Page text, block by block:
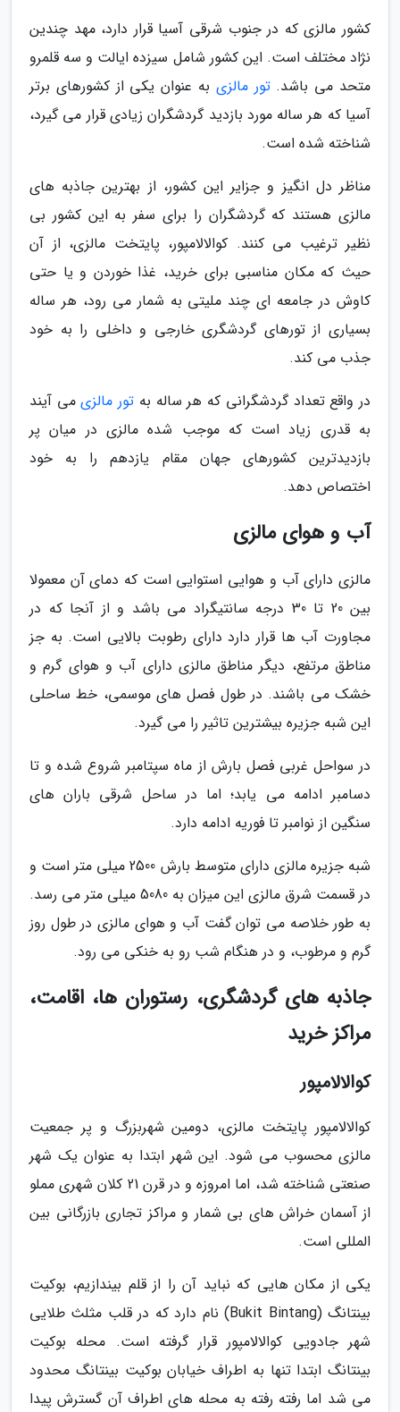
کشور مالزی که در جنوب شرقی آسیا قرار دارد، مهد چندین
نژاد مختلف است. این کشور شامل سیزده ایالت و سه قلمرو
متحد می باشد.تور مالزی به عنوان یکی از کشورهای برتر
آسیا که هر ساله مورد بازدید گردشگران زیادی قرار می گیرد،
شناخته شده است.
مناظر دل انگیز و جزایر این کشور، از بهترین جاذبه های
مالزی هستند که گردشگران را برای سفر به این کشور بی
نظیر ترغیب می کنند. کوالالامپور، پایتخت مالزی، از آن
حیث که مکان مناسبی برای خرید، غذا خوردن و یا حتی
کاوش در جامعه ای چند ملیتی به شمار می رود، هر ساله
بسیاری از تورهای گردشگری خارجی و داخلی را به خود
جذب می کند.
در واقع تعداد گردشگرانی که هر ساله به تور مالزیمی آیند
به قدری زیاد است که موجب شده مالزی در میان پر
بازدیدترین کشورهای جهان مقام یازدهم را به خود
اختصاص دهد.
آب و هوای مالزی
مالزی دارای آب و هوایی استوایی است که دمای آن معمولا
بین 20 تا 30 درجه سانتیگراد می باشد و از آنجا که در
مجاورت آب ها قرار دارد دارای رطوبت بالایی است. به جز
مناطق مرتفع، دیگر مناطق مالزی دارای آب و هوای گرم و
خشک می باشند. در طول فصل های موسمی، خط ساحلی
این شبه جزیره بیشترین تاثیر را می گیرد.
در سواحل غربی فصل بارش از ماه سپتامبر شروع شده و تا
دسامبر ادامه می یابد؛ اما در ساحل شرقی باران های
سنگین از نوامبر تا فوریه ادامه دارد.
شبه جزیره مالزی دارای متوسط بارش 2500 میلی متر است و
در قسمت شرق مالزی این میزان به 5080 میلی متر می رسد.
به طور خلاصه می توان گفت آب و هوای مالزی در طول روز
گرم و مرطوب، و در هنگام شب رو به خنکی می رود.
جاذبه های گردشگری، رستوران ها، اقامت،
مراکز خرید
کوالالامپور
کوالالامپور پایتخت مالزی، دومین شهربزرگ و پر جمعیت
مالزی محسوب می شود. این شهر ابتدا به عنوان یک شهر
صنعتی شناخته شد، اما امروزه و در قرن 21 کلان شهری مملو
از آسمان خراش های بی شمار و مراکز تجاری بازرگانی بین
المللی است.
یکی از مکان هایی که نباید آن را از قلم بیندازیم، بوکیت
بینتانگ (Bukit Bintang) نام دارد که در قلب مثلث طلایی
شهر جادویی کوالالامپور قرار گرفته است. محله بوکیت
بینتانگ ابتدا تنها به اطراف خیابان بوکیت بینتانگ محدود
می شد اما رفته رفته به محله های اطراف آن گسترش پیدا